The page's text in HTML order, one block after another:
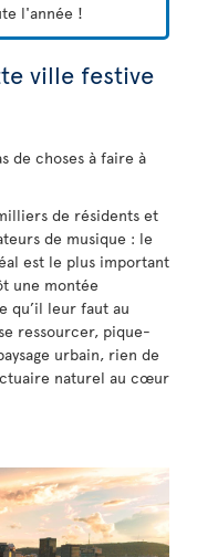
l'année !
ville festive
de choses à faire à
de résidents et
de musique : le
est le plus important
une montée
qu’il leur faut au
ressourcer, pique-
urbain, rien de
naturel au cœur